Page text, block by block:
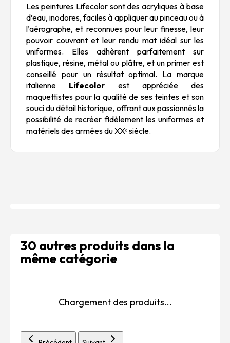
Les peintures Lifecolor sont des acryliques à base
d’eau, inodores, faciles à appliquer au pinceau ou à
l’aérographe, et reconnues pour leur finesse, leur
pouvoir couvrant et leur rendu mat idéal sur les
uniformes. Elles adhèrent parfaitement sur
plastique, résine, métal ou plâtre, et un primer est
conseillé pour un résultat optimal. La marque
italienne Lifecolor est appréciée des
maquettistes pour la qualité de ses teintes et son
souci du détail historique, offrant aux passionnés la
possibilité de recréer fidèlement les uniformes et
matériels des armées du XXᵉ siècle.
30 autres produits dans la
même catégorie
Chargement des produits...